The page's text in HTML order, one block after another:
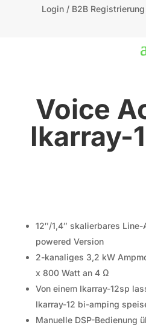
Login / B2B Registrierung
Voice
Ikarray-
12″/1,4″ skalierbares
powered Version
2-kanaliges 3,2 kW
x 800 Watt an 4 Ω
Von einem Ikarray-12sp
Ikarray-12 bi-amping
Manuelle DSP-Bedienung